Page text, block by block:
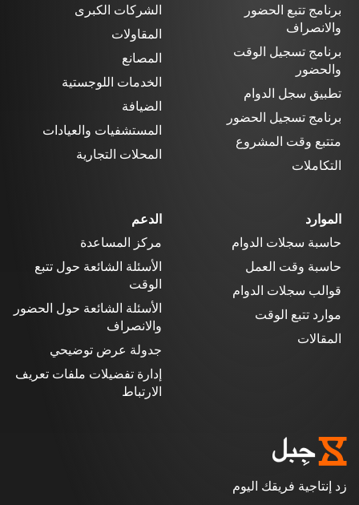
برنامج تتبع الحضور
والانصراف
برنامج تسجيل الوقت
والحضور
تطبيق سجل الدوام
برنامج تسجيل الحضور
متتبع وقت المشروع
التكاملات
الشركات الكبرى
المقاولات
المصانع
الخدمات اللوجستية
الضيافة
المستشفيات والعيادات
المحلات التجارية
الموارد
حاسبة سجلات الدوام
حاسبة وقت العمل
قوالب سجلات الدوام
موارد تتبع الوقت
المقالات
الدعم
مركز المساعدة
الأسئلة الشائعة حول تتبع
الوقت
الأسئلة الشائعة حول الحضور
والانصراف
جدولة عرض توضيحي
إدارة تفضيلات ملفات تعريف
الارتباط
زد إنتاجية فريقك اليوم